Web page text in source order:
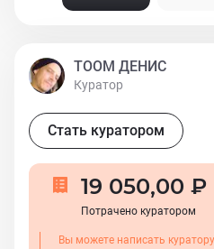
ТООМ ДЕНИС
Куратор
Стать куратором
19 050,00 ₽
Потрачено куратором
Вы можете написать